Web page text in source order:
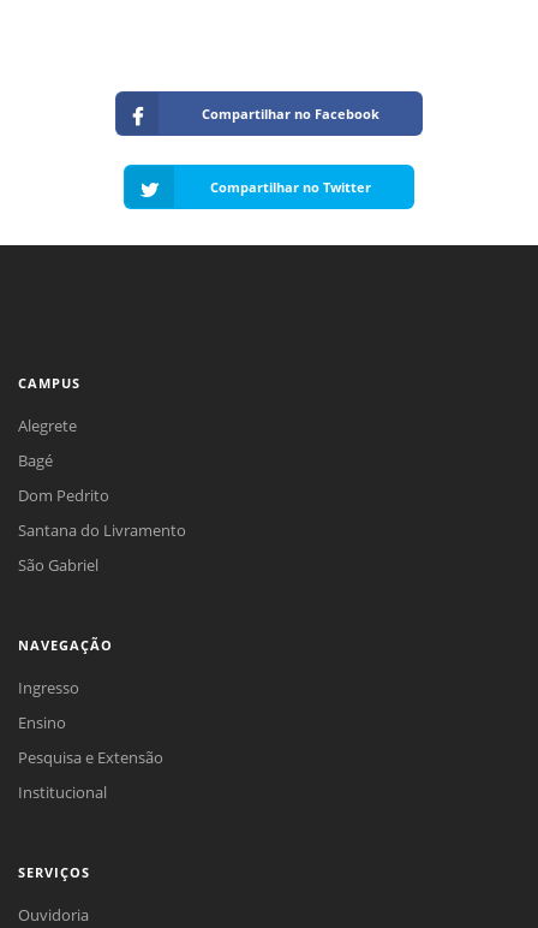
Compartilhar no Facebook
Compartilhar no Twitter
CAMPUS
Alegrete
Bagé
Dom Pedrito
Santana do Livramento
São Gabriel
NAVEGAÇÃO
Ingresso
Ensino
Pesquisa e Extensão
Institucional
SERVIÇOS
Ouvidoria